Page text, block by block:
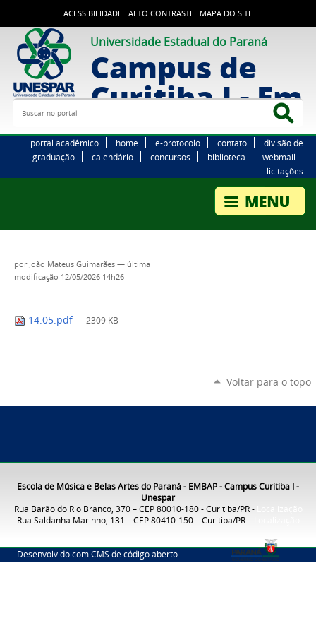
ACESSIBILIDADE ALTO CONTRASTE MAPA DO SITE
Universidade Estadual do Paraná
Campus de
Curitiba I -
Buscar no portal
portal acadêmico home e-protocolo contato
divisão de
graduação
calendário concursos biblioteca
webmail
licitações
por João Mateus Guimarães — última
modificação 12/05/2026 14h26
14.05.pdf — 2309 KB
Voltar para o topo
Escola de Música e Belas Artes do Paraná - EMBAP - Campus Curitiba I -
Unespar
Rua Barão do Rio Branco, 370 – CEP 80010-180 - Curitiba/PR -
Rua Saldanha Marinho, 131 – CEP 80410-150 – Curitiba/PR –
Desenvolvido com CMS de código aberto